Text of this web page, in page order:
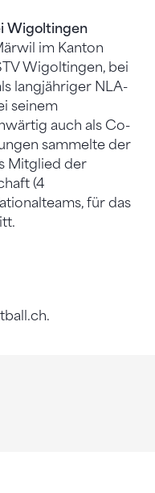
Wigoltingen
im Kanton
Wigoltingen, bei
langjähriger NLA-
seinem
auch als Co-
sammelte der
Mitglied der
(4
für das